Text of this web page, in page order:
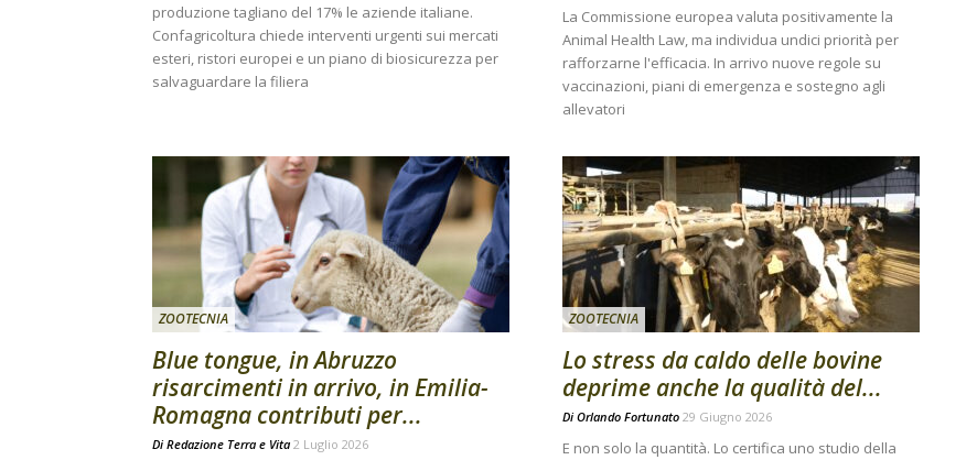
produzione tagliano del 17% le aziende italiane.
Confagricoltura chiede interventi urgenti sui mercati
esteri, ristori europei e un piano di biosicurezza per
salvaguardare la filiera
La Commissione europea valuta positivamente la
Animal Health Law, ma individua undici priorità per
rafforzarne l'efficacia. In arrivo nuove regole su
vaccinazioni, piani di emergenza e sostegno agli
allevatori
ZOOTECNIA
Blue tongue, in Abruzzo
risarcimenti in arrivo, in Emilia-
Romagna contributi per...
Di Redazione Terra e Vita 2 Luglio 2026
ZOOTECNIA
Lo stress da caldo delle bovine
deprime anche la qualità del...
Di Orlando Fortunato 29 Giugno 2026
E non solo la quantità. Lo certifica uno studio della